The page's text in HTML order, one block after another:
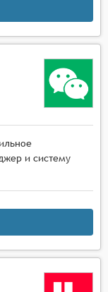
и систему